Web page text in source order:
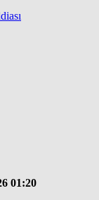
01:20